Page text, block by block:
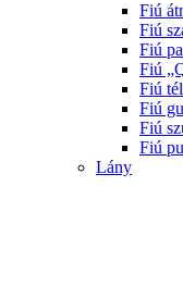
Fiú
Fiú
Fiú
Fiú
Fiú
Fiú
Fiú
Fiú
Lány